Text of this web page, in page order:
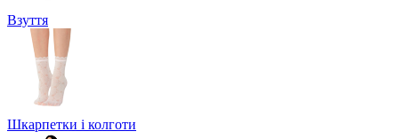
Взуття
Шкарпетки і колготи